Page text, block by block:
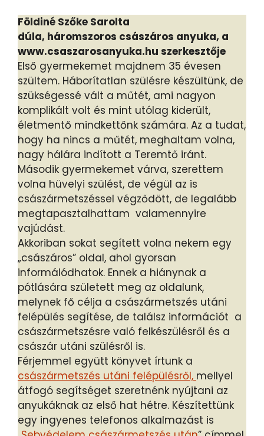
Földiné Szőke Sarolta
dúla, háromszoros császáros anyuka, a
www.csaszarosanyuka.hu szerkesztője
Első gyermekemet majdnem 35 évesen
szültem. Háborítatlan szülésre készültünk, de
szükségessé vált a műtét, ami nagyon
komplikált volt és mint utólag kiderült,
életmentő mindkettőnk számára. Az a tudat,
hogy ha nincs a műtét, meghaltam volna,
nagy hálára indított a Teremtő iránt.
Második gyermekemet várva, szerettem
volna hüvelyi szülést, de végül az is
császármetszéssel végződött, de legalább
megtapasztalhattam valamennyire
vajúdást.
Akkoriban sokat segített volna nekem egy
„császáros” oldal, ahol gyorsan
informálódhatok. Ennek a hiánynak a
pótlására született meg az oldalunk,
melynek fő célja a császármetszés utáni
felépülés segítése, de találsz információt a
császármetszésre való felkészülésről és a
császár utáni szülésről is.
Férjemmel együtt könyvet írtunk a
császármetszés utáni felépülésről, mellyel
átfogó segítséget szeretnénk nyújtani az
anyukáknak az első hat hétre. Készítettünk
egy ingyenes telefonos alkalmazást is